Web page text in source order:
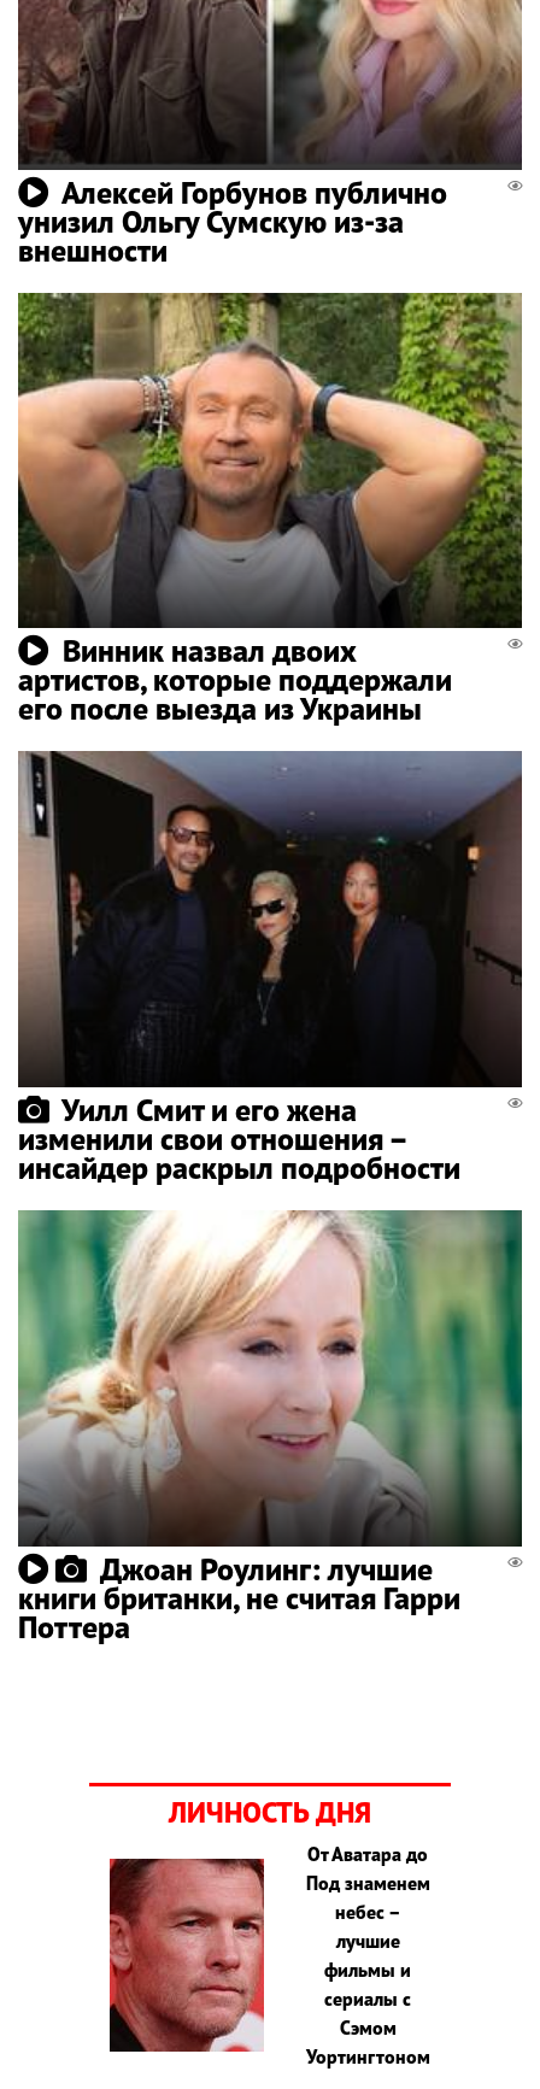
Алексей Горбунов публично
унизил Ольгу Сумскую из-за
внешности
Винник назвал двоих
артистов, которые поддержали
его после выезда из Украины
Уилл Смит и его жена
изменили свои отношения –
инсайдер раскрыл подробности
Джоан Роулинг: лучшие
книги британки, не считая Гарри
Поттера
ЛИЧНОСТЬ ДНЯ
От Аватара до
Под знаменем
небес –
лучшие
фильмы и
сериалы с
Сэмом
Уортингтоном